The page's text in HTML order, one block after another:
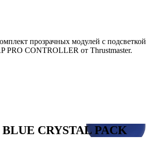
прозрачных модулей с подсветкой
PRO CONTROLLER от Thrustmaster.
CRYSTAL PACK